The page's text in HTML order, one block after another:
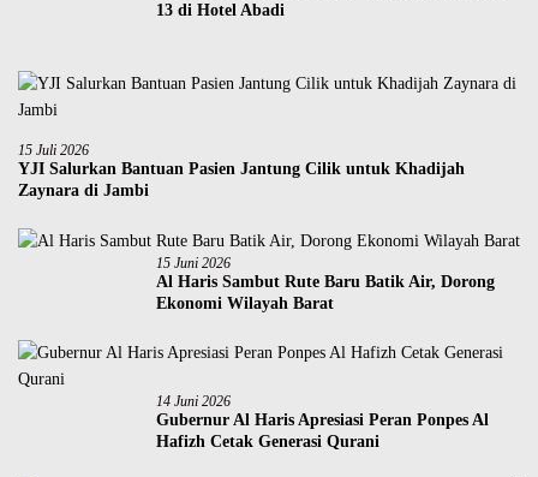
13 di Hotel Abadi
15 Juli 2026
YJI Salurkan Bantuan Pasien Jantung Cilik untuk Khadijah
Zaynara di Jambi
15 Juni 2026
Al Haris Sambut Rute Baru Batik Air, Dorong
Ekonomi Wilayah Barat
14 Juni 2026
Gubernur Al Haris Apresiasi Peran Ponpes Al
Hafizh Cetak Generasi Qurani